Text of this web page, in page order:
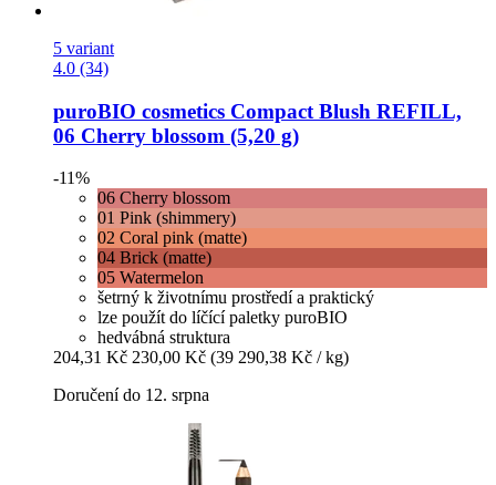
5 variant
4.0 (34)
puroBIO cosmetics Compact Blush REFILL,
06 Cherry blossom (5,20 g)
-11%
06 Cherry blossom
01 Pink (shimmery)
02 Coral pink (matte)
04 Brick (matte)
05 Watermelon
šetrný k životnímu prostředí a praktický
lze použít do líčící paletky puroBIO
hedvábná struktura
204,31 Kč 230,00 Kč (39 290,38 Kč / kg)
Doručení do 12. srpna